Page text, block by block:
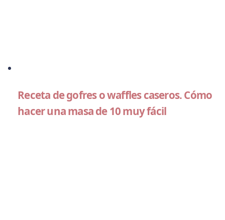
Receta de gofres o waffles caseros. Cómo
hacer una masa de 10 muy fácil